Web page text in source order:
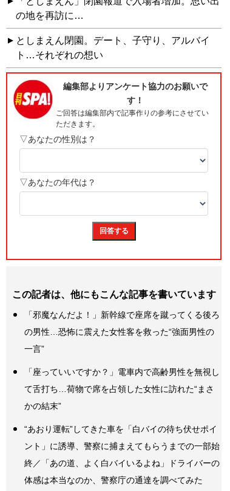
の地を再訪に…
としまえん閉園。デート、子守り、アルバイ
ト…それぞれの想い
この記者は、他にもこんな記事を書いています
「邪魔なんだよ！」新幹線で座席を蹴ってくる後ろ
の男性…恐怖に震えた女性客を救った“強面男性の
一言”
「座っていいですか？」電車内で高齢男性を無視し
て舌打ち…荷物で席を占領した女性に訪れた“まさ
かの結末”
“あおり運転”してきた車を「白バイの待ち伏せポイ
ント」に誘導、警察に捕まえてもらうまでの一部始
終／「あの道、よく白バイいるよね」ドライバーの
体感は本当なのか、警察庁の通達を調べてみた